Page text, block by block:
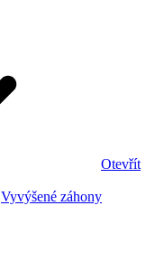
Otevřít
Vyvýšené záhony